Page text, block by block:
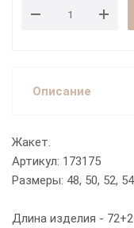
Описание
Жакет.
Артикул: 173175
Размеры: 48, 50, 52,
Длина изделия -